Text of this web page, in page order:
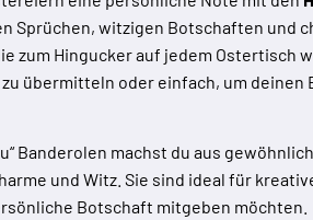
Sprüchen, witzigen Botschaften und
zum Hingucker auf jedem Ostertisch
übermitteln oder einfach, um deinen
Banderolen machst du aus
und Witz. Sie sind ideal für
Botschaft mitgeben möchten.